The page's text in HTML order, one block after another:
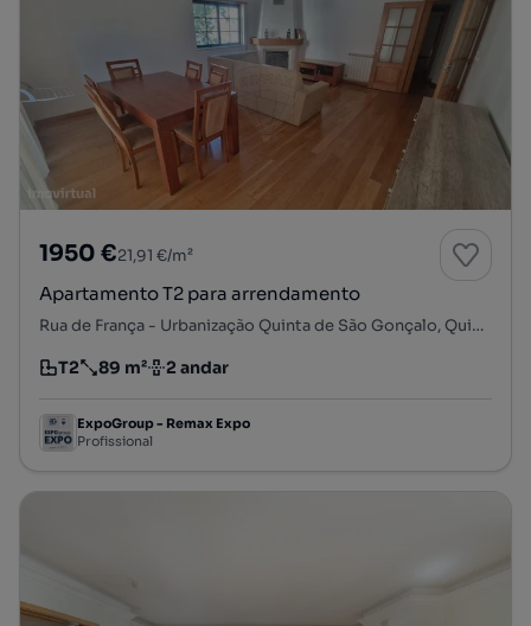
1950 €21,91 €/m²
Apartamento T2 para arrendamento
Rua de França - Urbanização Quinta de São Gonçalo, Quinta de São Gonçalo, Carcavelos e Parede, Cascais, Lisboa
Tipologia
T2
Preço por metro quadrado
89 m²
Andar 2 andar
ExpoGroup - Remax Expo
Profissional